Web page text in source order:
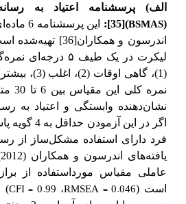
الف) پرسشنامه اعتیاد به
(
BSMAS
)
[35]
:
اندرسون و همکاران[36] تهیه‌شده
لیکرت در یک طیف ۵
نمره
نشان‌دهنده وابستگی و اعتیاد به
فرد دارای استفاده مشکل‌ساز از
عاملی مقیاس مورداستفاده از
است (RMSEA = 0.046، CFI = 0.99